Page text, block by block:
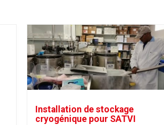
Installation de stockage
cryogénique pour SATVI